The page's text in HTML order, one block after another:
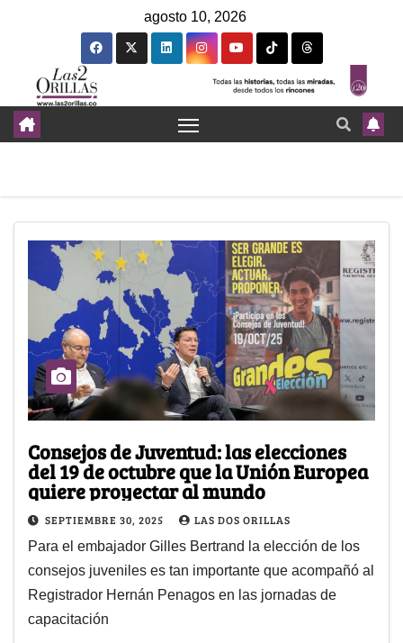
agosto 10, 2026
Consejos de Juventud: las elecciones
del 19 de octubre que la Unión Europea
quiere proyectar al mundo
SEPTIEMBRE 30, 2025 LAS DOS ORILLAS
Para el embajador Gilles Bertrand la elección de los
consejos juveniles es tan importante que acompañó al
Registrador Hernán Penagos en las jornadas de
capacitación